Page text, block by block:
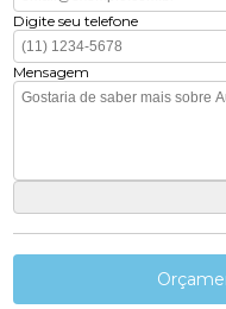
Digite seu telefone
Mensagem